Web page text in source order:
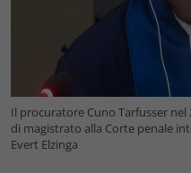
Il procuratore Cuno Tarfusser
di magistrato alla Corte penale
Evert Elzinga